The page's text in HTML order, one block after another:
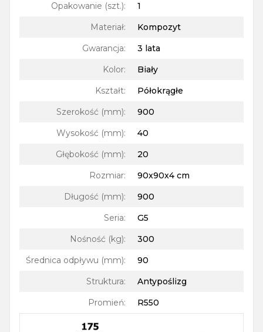
Opakowanie (szt.):
1
Materiał:
Kompozyt
Gwarancja:
3 lata
Kolor:
Biały
Kształt:
Półokrągłe
Szerokość (mm):
900
Wysokość (mm):
40
Głębokość (mm):
20
Rozmiar:
90x90x4 cm
Długość (mm):
900
Seria:
G5
Nośność (kg):
300
Średnica odpływu (mm):
90
Struktura:
Antypoślizg
Promień: R550